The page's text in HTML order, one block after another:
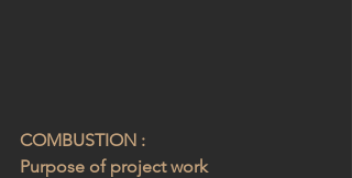
COMBUSTION :
Purpose of project work